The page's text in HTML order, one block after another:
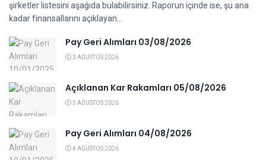
şirketler listesini aşağıda bulabilirsiniz. Raporun içinde ise, şu ana
kadar finansallarını açıklayan...
Pay Geri Alımları 03/08/2026
3 AĞUSTOS 2026
Açıklanan Kar Rakamları 05/08/2026
5 AĞUSTOS 2026
Pay Geri Alımları 04/08/2026
4 AĞUSTOS 2026